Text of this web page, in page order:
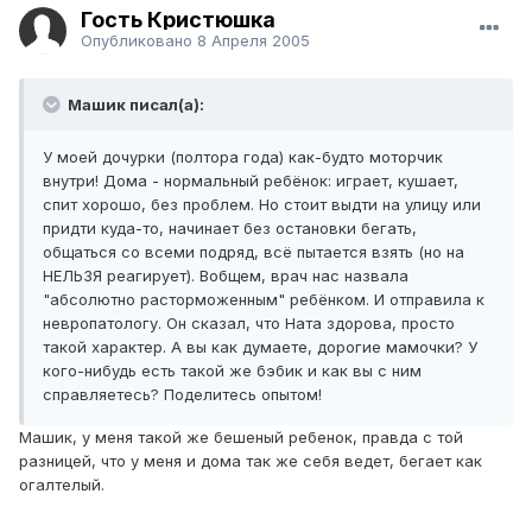
Гость Кристюшка
Опубликовано 8 Апреля 2005
Машик писал(а):
У моей дочурки (полтора года) как-будто моторчик
внутри! Дома - нормальный ребёнок: играет, кушает,
спит хорошо, без проблем. Но стоит выдти на улицу или
придти куда-то, начинает без остановки бегать,
общаться со всеми подряд, всё пытается взять (но на
НЕЛЬЗЯ реагирует). Вобщем, врач нас назвала
"абсолютно расторможенным" ребёнком. И отправила к
невропатологу. Он сказал, что Ната здорова, просто
такой характер. А вы как думаете, дорогие мамочки? У
кого-нибудь есть такой же бэбик и как вы с ним
справляетесь? Поделитесь опытом!
Машик, у меня такой же бешеный ребенок, правда с той
разницей, что у меня и дома так же себя ведет, бегает как
огалтелый.